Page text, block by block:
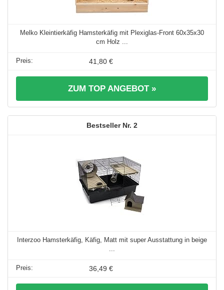
Melko Kleintierkäfig Hamsterkäfig mit Plexiglas-Front 60x35x30
cm Holz ...
41,80 €
ZUM TOP ANGEBOT »
2
Interzoo Hamsterkäfig, Käfig, Matt mit super Ausstattung in beige
36,49 €